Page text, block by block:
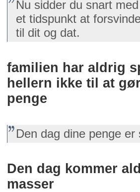
Nu sidder du snart
et tidspunkt at
til dit og dat.
familien har aldrig
hellern ikke til at
penge
Den dag dine penge
Den dag kommer
masser